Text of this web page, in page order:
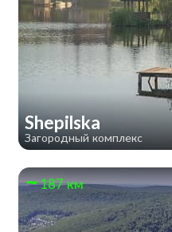
Shepilska
Загородный комплекс
187 км